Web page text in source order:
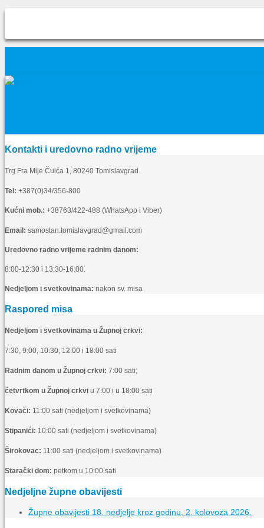
Kontakti i uredovno radno vrijeme
Trg Fra Mije Čuića 1, 80240 Tomislavgrad
Tel: +387(0)34/356-800
Kućni mob.: +38763/422-488 (WhatsApp i Viber)
Email: samostan.tomislavgrad@gmail.com
Uredovno radno vrijeme radnim danom:
8:00-12:30 i 13:30-16:00.
Nedjeljom i svetkovinama: nakon sv. misa
Raspored misa
Nedjeljom i svetkovinama u Župnoj crkvi:
7:30, 9:00, 10:30, 12:00 i 18:00 sati
Radnim danom u Župnoj crkvi: 7:00 sati;
četvrtkom u Župnoj crkvi u 7:00 i u 18:00 sati
Kovači: 11:00 sati (nedjeljom i svetkovinama)
Stipanići: 10:00 sati (nedjeljom i svetkovinama)
Širokovac: 11:00 sati (nedjeljom i svetkovinama)
Starački dom: petkom u 10:00 sati
Nedjeljne župne obavijesti
Župne obavijesti 18. nedjelje kroz godinu, 2. kolovoza 2026.